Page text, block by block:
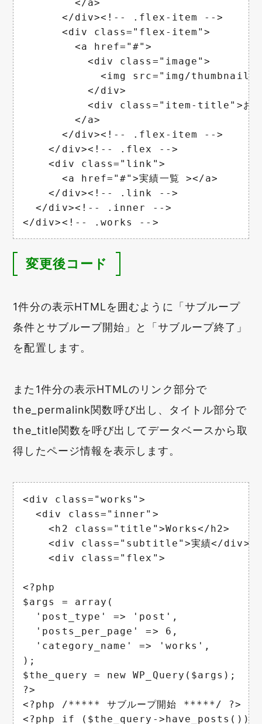
        </a>
      </div><!-- .flex-item -->
      <div class="flex-item">
        <a href="#">
          <div class="image">
<img src="img/
          </div>
<div class="item-title">おす
        </a>
      </div><!-- .flex-item -->
    </div><!-- .flex -->
    <div class="link">
      <a href="#">実績一覧 ></a>
    </div><!-- .link -->
  </div><!-- .inner -->
</div><!-- .works -->
変更後コード
1件分の表示HTMLを囲むように「サブループ
条件とサブループ開始」と「サブループ終了」
を配置します。
また1件分の表示HTMLのリンク部分で
the_permalink関数呼び出し、タイトル部分で
the_title関数を呼び出してデータベースから取
得したページ情報を表示します。
<div class="works">
  <div class="inner">
    <h2 class="title">Works</h2>
    <div class="subtitle">実績</div>
    <div class="flex">
<?php
$args = array(
  'post_type' => 'post',
  'posts_per_page' => 6,
  'category_name' => 'works',
);
$the_query = new WP_Query($args);
?>
<?php /***** サブループ開始 *****/ ?>
<?php if ($the_query->have_posts())